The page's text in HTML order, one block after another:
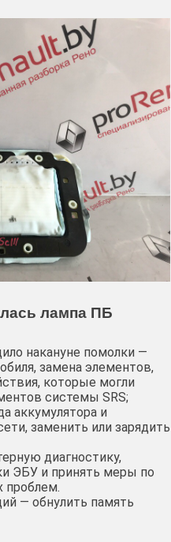
лампа ПБ
накануне помолки —
замена элементов,
которые могли
системы SRS;
аккумулятора и
заменить или зарядить
диагностику,
ЭБУ и принять меры по
проблем.
— обнулить память